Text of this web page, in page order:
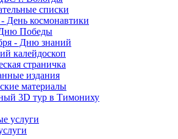
списки
- День космонавтики
Победы
- Дню знаний
калейдоскоп
страничка
издания
материалы
3D тур в Тимониху
услуги